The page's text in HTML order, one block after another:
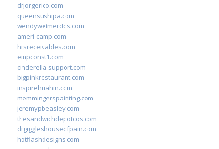
drjorgerico.com
queensushipa.com
wendyweimerdds.com
ameri-camp.com
hrsreceivables.com
empconst1.com
cinderella-support.com
bigpinkrestaurant.com
inspirehuahin.com
memmingerspainting.com
jeremypbeasley.com
thesandwichdepotcos.com
drgiggleshouseofpain.com
hotflashdesigns.com